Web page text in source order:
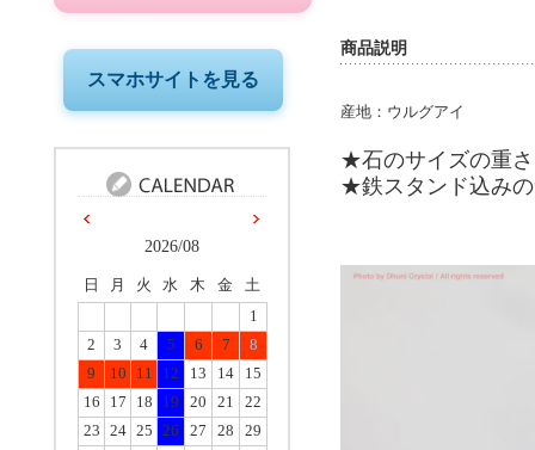
商品説明
産地：ウルグアイ
★石のサイズの重さ
★鉄スタンド込みの
スマホサイトを見る
2026/08
日 月 火 水 木 金
土
1
2
3 4 5 6 7
8
9
10 11 12 13 14
15
16
17 18 19 20 21
22
23
24 25 26 27 28
29